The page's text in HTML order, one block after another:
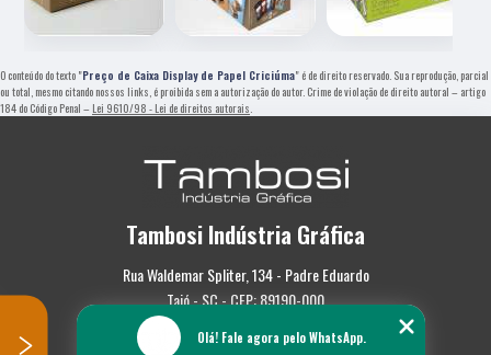
O conteúdo do texto "Preço de Caixa Display de Papel Criciúma" é de direito reservado. Sua reprodução, parcial
ou total, mesmo citando nossos links, é proibida sem a autorização do autor. Crime de violação de direito autoral – artigo
184 do Código Penal – Lei 9610/98 - Lei de direitos autorais
Tambosi Indústria Gráfica
Rua Waldemar Spliter, 134 - Padre Eduardo
Taió - SC - CEP: 89190-000
(47) 3562-0587
Olá! Fale agora pelo WhatsApp.